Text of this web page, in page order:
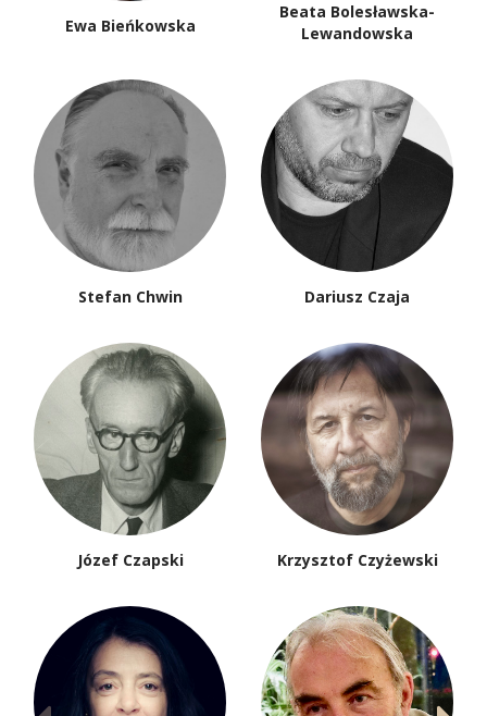
Ewa Bieńkowska
Beata Bolesławska-
Lewandowska
Stefan Chwin Dariusz Czaja
Józef Czapski Krzysztof Czyżewski